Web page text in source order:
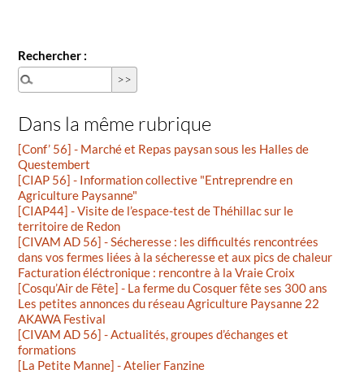
Rechercher :
Dans la même rubrique
[Conf’ 56] - Marché et Repas paysan sous les Halles de
Questembert
[CIAP 56] - Information collective "Entreprendre en
Agriculture Paysanne"
[CIAP44] - Visite de l’espace-test de Théhillac sur le
territoire de Redon
[CIVAM AD 56] - Sécheresse : les difficultés rencontrées
dans vos fermes liées à la sécheresse et aux pics de chaleur
Facturation éléctronique : rencontre à la Vraie Croix
[Cosqu’Air de Fête] - La ferme du Cosquer fête ses 300 ans
Les petites annonces du réseau Agriculture Paysanne 22
AKAWA Festival
[CIVAM AD 56] - Actualités, groupes d’échanges et
formations
[La Petite Manne] - Atelier Fanzine